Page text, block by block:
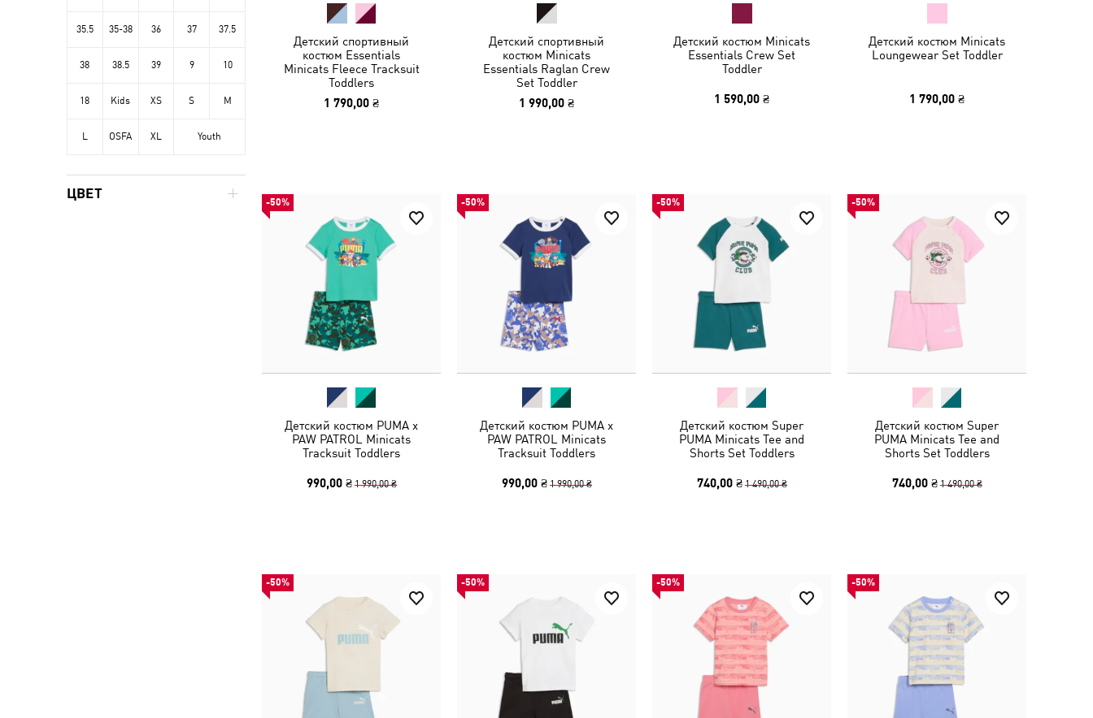
Детский спортивный
костюм Essentials
Minicats Fleece Tracksuit
Toddlers
1 790,00 ₴
Детский спортивный
костюм Minicats
Essentials Raglan Crew
Set Toddler
1 990,00 ₴
Детский костюм Minicats
Essentials Crew Set
Toddler
1 590,00 ₴
Детский костюм Minicats
Loungewear Set Toddler
1 790,00 ₴
-50%
Детский костюм PUMA x
PAW PATROL Minicats
Tracksuit Toddlers
990,00 ₴ 1 990,00 ₴
-50%
Детский костюм PUMA x
PAW PATROL Minicats
Tracksuit Toddlers
990,00 ₴ 1 990,00 ₴
-50%
Детский костюм Super
PUMA Minicats Tee and
Shorts Set Toddlers
740,00 ₴ 1 490,00 ₴
-50%
Детский костюм Super
PUMA Minicats Tee and
Shorts Set Toddlers
740,00 ₴ 1 490,00 ₴
-50% -50% -50% -50%
35.5 35-38 36 37 37.5
38 38.5 39 9 10
18 Kids XS S M
L OSFA XL Youth
ЦВЕТ